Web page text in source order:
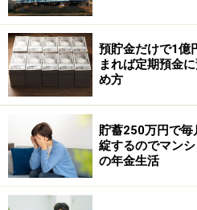
ひと月の支出は約「45万円」
とんどの月で足りない」と回答
「今後も社会保険加
るつもり」
年金で足りない支出について
補填（ほてん）」していると
詳細は不明ですが、現在も働
預貯金だけで1億
まれば定期預金
め方
貯蓄250万円で
綻するのでマン
の年金生活